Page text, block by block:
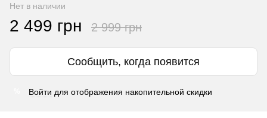
Нет в наличии
2 499 грн 2 999 грн
Сообщить, когда появится
Войти для отображения накопительной скидки